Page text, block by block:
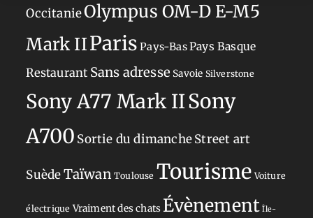
OccitanieOlympus OM-D E-M5
Mark IIParis Pays-BasPays Basque
Restaurant Sans adresse Savoie Silverstone
Sony A77 Mark IISony
A700 Sortie du dimancheStreet art
SuèdeTaïwan Toulouse Tourisme Voiture
électrique Vraiment des chats Évènement Île-